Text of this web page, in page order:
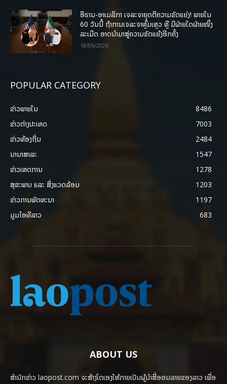
ອີຣານ-ອາເມລິກາ ເຈລະຈາຍຸດຕິຄວາມຂັດແຍ່ງ! ພາຍໃນ
60 ວັນນີ້ ຖ້າການເຈລະຈາຫຼົ້ມເຫຼວ ຫຼື ມີຝ່າຍໃດຝ່າຍໜຶ່ງ
ລະເມີດ ອາດນໍາມາສູ່ຄວາມຂັດແຍ້ງອີກຄັ້ງ
18/06/2026
POPULAR CATEGORY
ຂ່າວພາຍ​ໃນ
8486
ຂ່າວຕ່າງປະເທດ
7003
ຂ່າວທ້ອງຖິ່ນ
2484
ນານາສາລະ
1547
ຂ່າວເຫດການ
1278
ສຸຂະພາບ ແລະ ສີ່ງແວດລ້ອມ
1203
ຂ່າວການພັດທະນາ
1197
ມູມໄອທີລາວ
683
ABOUT US
ສຳນັກຂ່າວ laopost.com ຈະສ້າງໂຕເອງໃຫ້ກາຍເປັນຜູ້ນຳສື່ອອນລາຍຂອງລາວ ເພື່ອ